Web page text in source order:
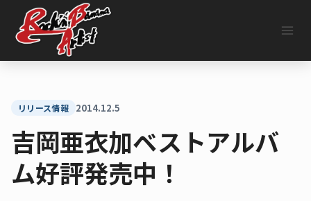
キ
リリース情報 2014.12.5
吉岡亜衣加ベストアルバ
ム好評発売中！